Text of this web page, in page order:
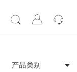
产品类别